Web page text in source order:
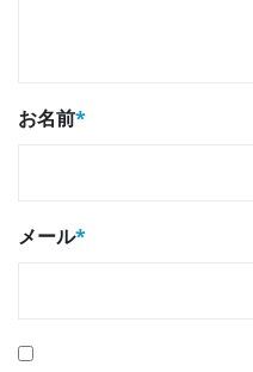
お名前*
メール*